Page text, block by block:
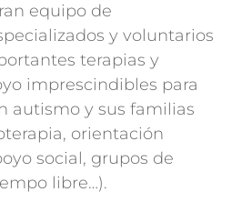
equipo de
y voluntarios
terapias y
imprescindibles para
autismo y sus familias
orientación
social, grupos de
libre…).